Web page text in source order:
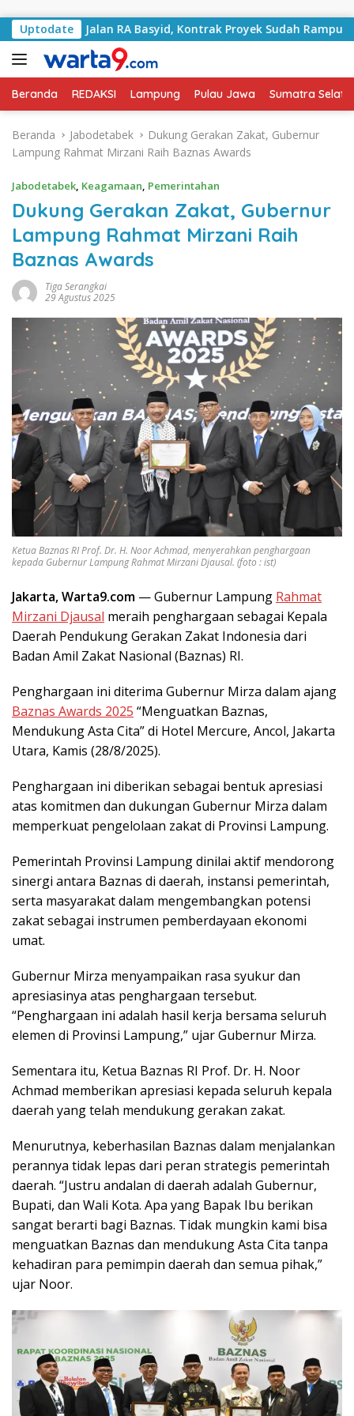
Uptodate
Jalan RA Basyid, Kontrak Proyek Sudah Rampung
Beranda REDAKSI Lampung Pulau Jawa Sumatra
Beranda Jabodetabek
Dukung Gerakan Zakat, Gubernur
Lampung Rahmat Mirzani Raih Baznas Awards
Jabodetabek, Keagamaan, Pemerintahan
Dukung Gerakan Zakat, Gubernur
Lampung Rahmat Mirzani Raih
Baznas Awards
Tiga Serangkai
29 Agustus 2025
Ketua Baznas RI Prof. Dr. H. Noor Achmad, menyerahkan penghargaan
kepada Gubernur Lampung Rahmat Mirzani Djausal. (foto : ist)
Jakarta, Warta9.com — Gubernur Lampung Rahmat
Mirzani Djausal meraih penghargaan sebagai Kepala
Daerah Pendukung Gerakan Zakat Indonesia dari
Badan Amil Zakat Nasional (Baznas) RI.
Penghargaan ini diterima Gubernur Mirza dalam ajang
Baznas Awards 2025 “Menguatkan Baznas,
Mendukung Asta Cita” di Hotel Mercure, Ancol, Jakarta
Utara, Kamis (28/8/2025).
Penghargaan ini diberikan sebagai bentuk apresiasi
atas komitmen dan dukungan Gubernur Mirza dalam
memperkuat pengelolaan zakat di Provinsi Lampung.
Pemerintah Provinsi Lampung dinilai aktif mendorong
sinergi antara Baznas di daerah, instansi pemerintah,
serta masyarakat dalam mengembangkan potensi
zakat sebagai instrumen pemberdayaan ekonomi
umat.
Gubernur Mirza menyampaikan rasa syukur dan
apresiasinya atas penghargaan tersebut.
“Penghargaan ini adalah hasil kerja bersama seluruh
elemen di Provinsi Lampung,” ujar Gubernur Mirza.
Sementara itu, Ketua Baznas RI Prof. Dr. H. Noor
Achmad memberikan apresiasi kepada seluruh kepala
daerah yang telah mendukung gerakan zakat.
Menurutnya, keberhasilan Baznas dalam menjalankan
perannya tidak lepas dari peran strategis pemerintah
daerah. “Justru andalan di daerah adalah Gubernur,
Bupati, dan Wali Kota. Apa yang Bapak Ibu berikan
sangat berarti bagi Baznas. Tidak mungkin kami bisa
menguatkan Baznas dan mendukung Asta Cita tanpa
kehadiran para pemimpin daerah dan semua pihak,”
ujar Noor.